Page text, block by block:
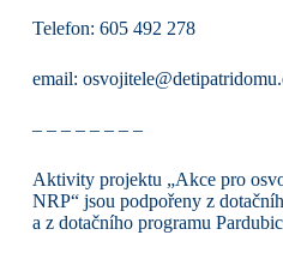
Telefon: 605 492 278
email:
– – – – – – – –
Aktivity projektu „Akce pro
NRP“ jsou podpořeny z
a z dotačního programu